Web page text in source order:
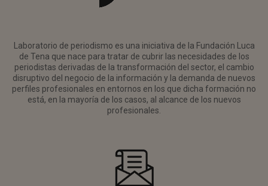
Laboratorio de periodismo es una iniciativa de la Fundación Luca
de Tena que nace para tratar de cubrir las necesidades de los
periodistas derivadas de la transformación del sector, el cambio
disruptivo del negocio de la información y la demanda de nuevos
perfiles profesionales en entornos en los que dicha formación no
está, en la mayoría de los casos, al alcance de los nuevos
profesionales.